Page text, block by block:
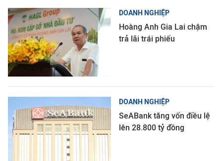
DOANH NGHIỆP
Hoàng Anh Gia Lai chậm
trả lãi trái phiếu
DOANH NGHIỆP
SeABank tăng vốn điều lệ
lên 28.800 tỷ đồng